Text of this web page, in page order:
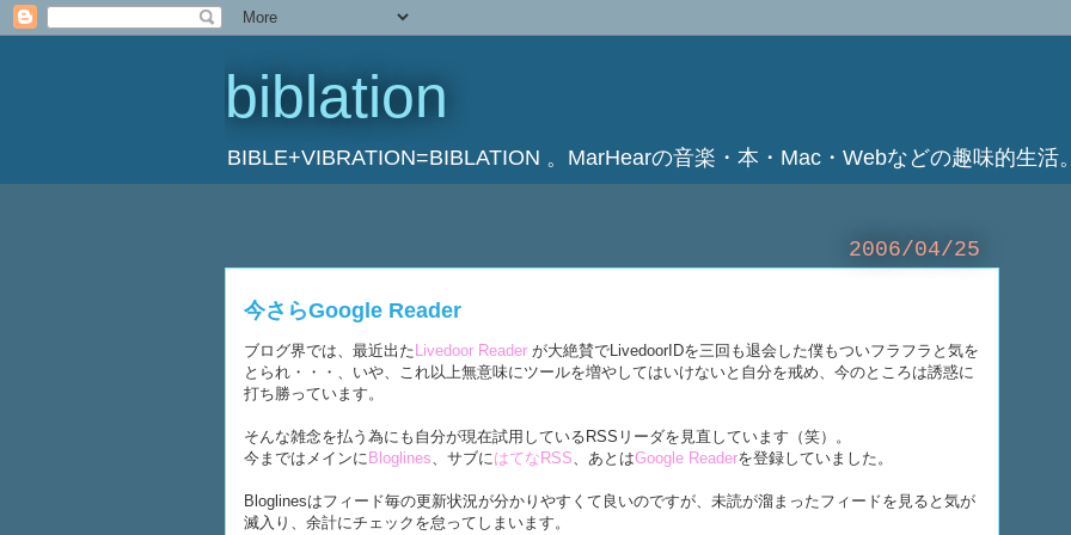
biblation
BIBLE+VIBRATION=BIBLATION 。MarHearの音楽・本・Mac・Webなどの趣味的生活
2006/04/25
今さらGoogle Reader
ブログ界では、最近出た Livedoor Reader が大絶賛でLivedoorIDを三回も退会した僕もついフラフラと気を
とられ・・・、いや、これ以上無意味にツールを増やしてはいけないと自分を戒め、今のところは誘惑に
打ち勝っています。
そんな雑念を払う為にも自分が現在試用しているRSSリーダを見直しています（笑）。
今まではメインに Bloglines、サブにはてなRSS、あとはGoogle Readerを登録していました。
Bloglinesはフィード毎の更新状況が分かりやすくて良いのですが、未読が溜まったフィードを見ると気が
滅入り、余計にチェックを怠ってしまいます。